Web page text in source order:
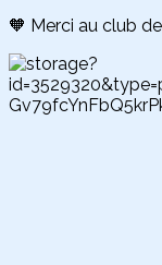
🧡 Merci au club